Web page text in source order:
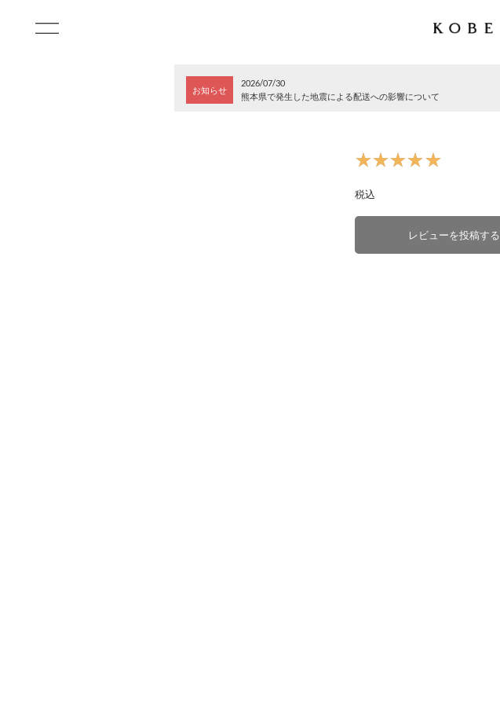
お知らせ
2026/07/30
熊本県で発生した地震による配送への影響について
★★★★★
★★★★★
税込
レビューを投稿する